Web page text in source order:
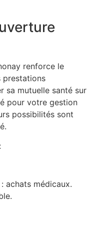
renforce le
prestations
sa mutuelle santé sur
pour votre gestion
possibilités sont
achats médicaux.